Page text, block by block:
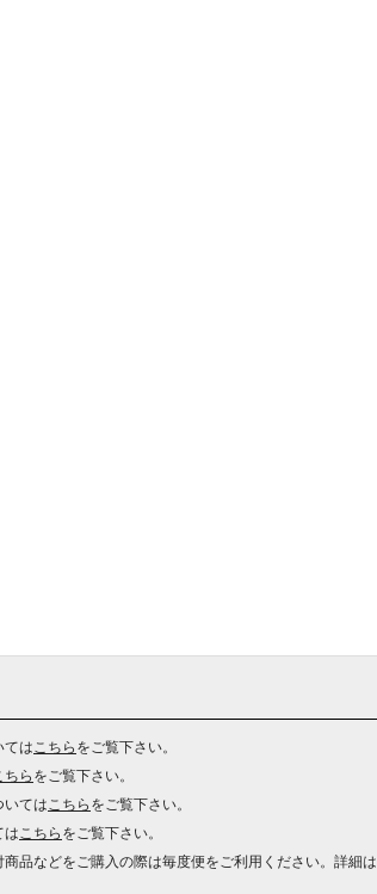
ては こちらをご覧下さい。
ちらをご覧下さい。
いては こちらをご覧下さい。
は こちらをご覧下さい。
品などをご購入の際は毎度便をご利用ください。詳細は